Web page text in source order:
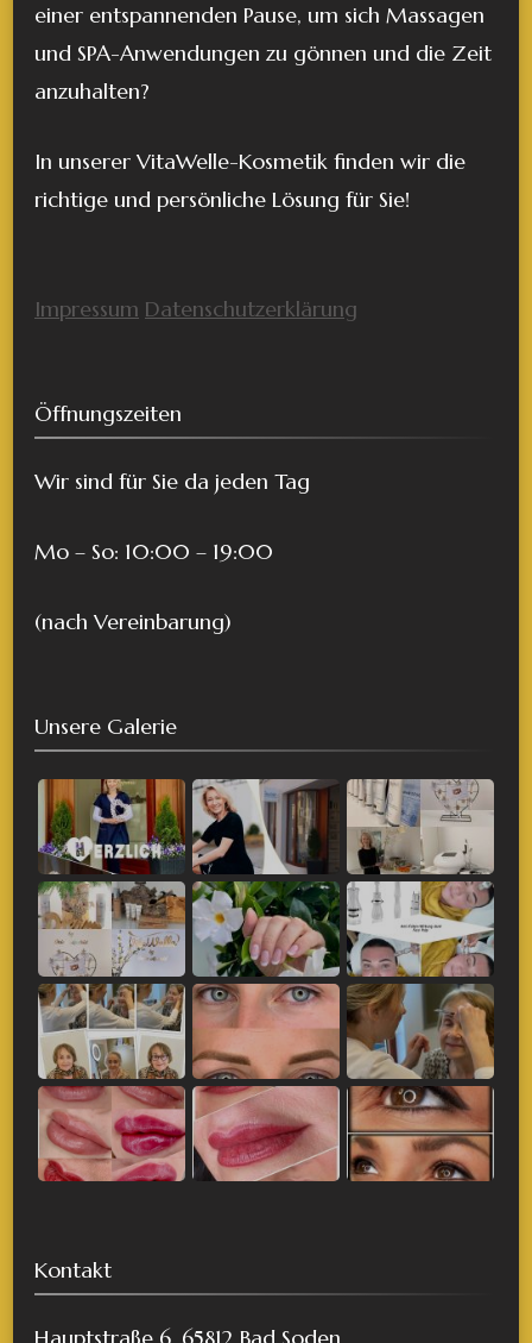
einer entspannenden Pause, um sich Massagen
und SPA-Anwendungen zu gönnen und die Zeit
anzuhalten?
In unserer VitaWelle-Kosmetik finden wir die
richtige und persönliche Lösung für Sie!
Impressum Datenschutzerklärung
Öffnungszeiten
Wir sind für Sie da jeden Tag
Mo – So: 10:00 – 19:00
(nach Vereinbarung)
Unsere Galerie
Kontakt